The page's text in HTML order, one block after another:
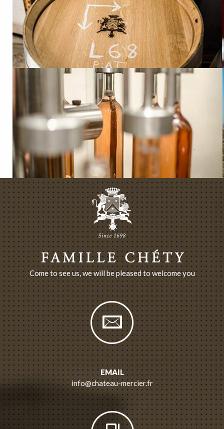
Come to see us, we will be pleased to welcome you
EMAIL
info@chateau-mercier.fr